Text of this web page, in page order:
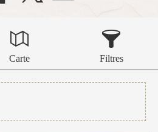
Carte Filtres